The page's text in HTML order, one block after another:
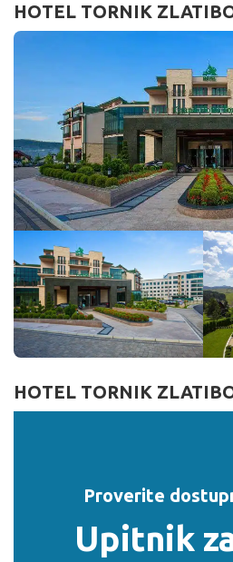
HOTEL TORNIK
HOTEL TORNIK
Proverite
Upitnik